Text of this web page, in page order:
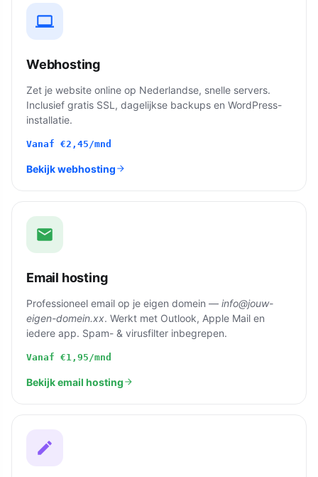
Webhosting
Zet je website online op Nederlandse, snelle servers.
Inclusief gratis SSL, dagelijkse backups en WordPress-
installatie.
Vanaf €2,45 /mnd
Bekijk webhosting
Email hosting
Professioneel email op je eigen domein — info@jouw-
eigen-domein.xx. Werkt met Outlook, Apple Mail en
iedere app. Spam- & virusfilter inbegrepen.
Vanaf €1,95 /mnd
Bekijk email hosting